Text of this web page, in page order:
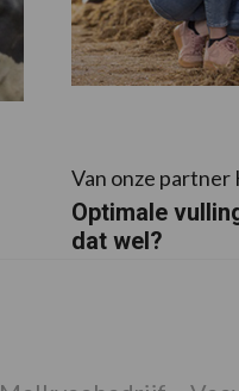
Van onze partner
Optimale
dat wel?